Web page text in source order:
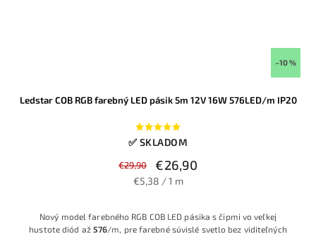
–10 %
Ledstar COB RGB farebný LED pásik 5m 12V 16W 576LED/m IP20
✅ SKLADOM
€29,90 €26,90
€5,38 / 1 m
Nový model farebného RGB COB LED pásika s čipmi vo veľkej
hustote diód až 576/m, pre farebné súvislé svetlo bez viditeľných